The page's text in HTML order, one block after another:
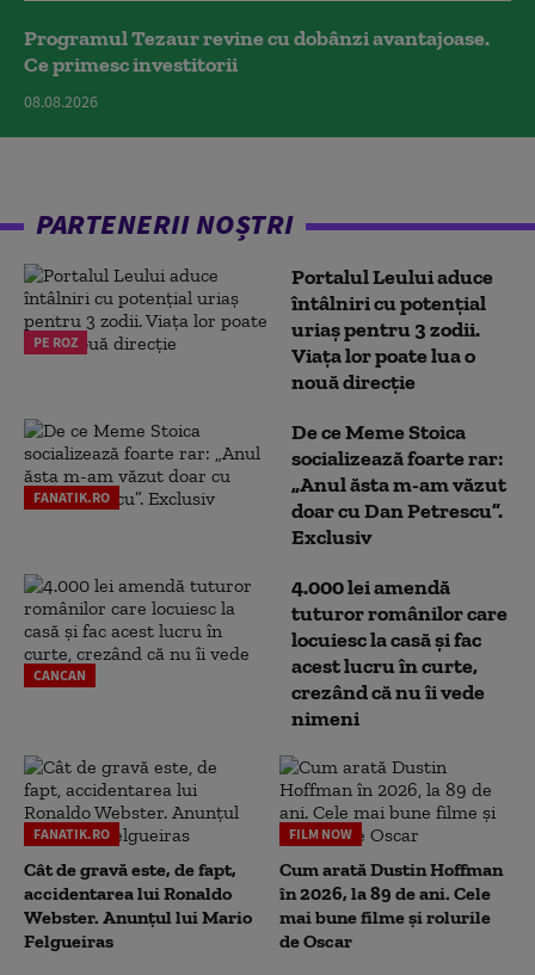
Programul Tezaur revine cu dobânzi avantajoase.
Ce primesc investitorii
08.08.2026
PARTENERII NOȘTRI
PE ROZ
Portalul Leului aduce
întâlniri cu potențial
uriaș pentru 3 zodii.
Viața lor poate lua o
nouă direcție
FANATIK.RO
De ce Meme Stoica
socializează foarte rar:
„Anul ăsta m-am văzut
doar cu Dan Petrescu”.
Exclusiv
CANCAN
4.000 lei amendă
tuturor românilor care
locuiesc la casă și fac
acest lucru în curte,
crezând că nu îi vede
nimeni
FANATIK.RO
Cât de gravă este, de fapt,
accidentarea lui Ronaldo
Webster. Anunțul lui Mario
Felgueiras
FILM NOW
Cum arată Dustin Hoffman
în 2026, la 89 de ani. Cele
mai bune filme și rolurile
de Oscar